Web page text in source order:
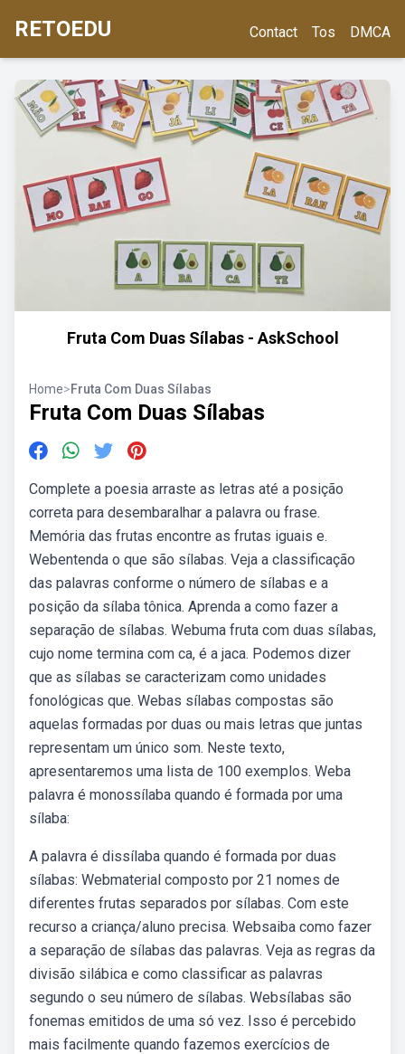
RETOEDU Contact Tos DMCA
Fruta Com Duas Sílabas - AskSchool
Home>Fruta Com Duas Sílabas
Fruta Com Duas Sílabas
Complete a poesia arraste as letras até a posição
correta para desembaralhar a palavra ou frase.
Memória das frutas encontre as frutas iguais e.
Webentenda o que são sílabas. Veja a classificação
das palavras conforme o número de sílabas e a
posição da sílaba tônica. Aprenda a como fazer a
separação de sílabas. Webuma fruta com duas sílabas,
cujo nome termina com ca, é a jaca. Podemos dizer
que as sílabas se caracterizam como unidades
fonológicas que. Webas sílabas compostas são
aquelas formadas por duas ou mais letras que juntas
representam um único som. Neste texto,
apresentaremos uma lista de 100 exemplos. Weba
palavra é monossílaba quando é formada por uma
sílaba:
A palavra é dissílaba quando é formada por duas
sílabas: Webmaterial composto por 21 nomes de
diferentes frutas separados por sílabas. Com este
recurso a criança/aluno precisa. Websaiba como fazer
a separação de sílabas das palavras. Veja as regras da
divisão silábica e como classificar as palavras
segundo o seu número de sílabas. Websílabas são
fonemas emitidos de uma só vez. Isso é percebido
mais facilmente quando fazemos exercícios de